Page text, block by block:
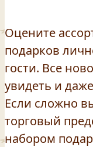
Оцените
подарков
гости. Все
увидеть и
Если сложно
торговый
набором